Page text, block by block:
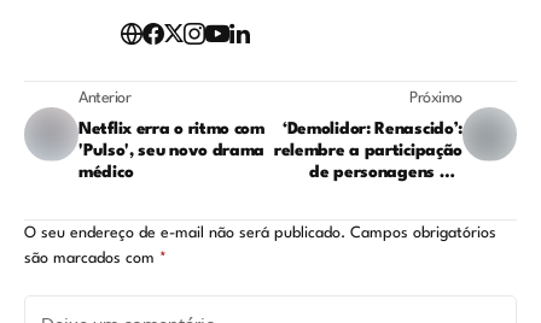
Anterior
Netflix erra o ritmo com
'Pulso', seu novo drama
médico
Próximo
‘Demolidor: Renascido’:
relembre a participação
de personagens em
O seu endereço de e-mail não será publicado. Campos obrigatórios
são marcados com *